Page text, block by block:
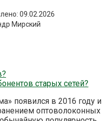
09.02.2026
Мирский
старых сетей?
появился в 2016 году и
оптоволоконных